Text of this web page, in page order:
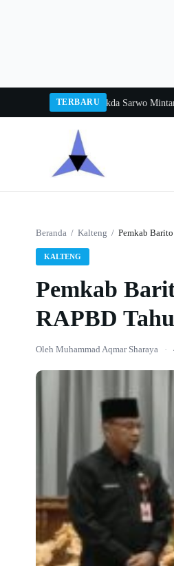
TERBARU
Balang 2026Pj Sekda Sarwo Mintarjo
Beranda / Kalteng / Pemkab
KALTENG
Pemkab
RAPBD
Oleh Muhammad Aqmar Sharaya ·